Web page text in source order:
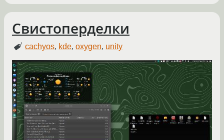
Свистоперделки
cachyos, kde,oxygen, unity